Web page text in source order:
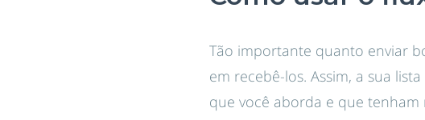
Tão importante quanto enviar
em recebê-los. Assim, a sua
que você aborda e que